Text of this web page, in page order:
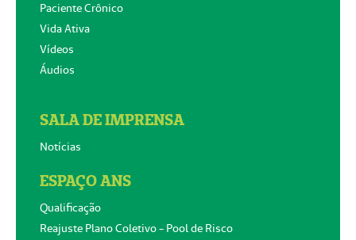
Paciente Crônico
Vida Ativa
Vídeos
Áudios
SALA DE IMPRENSA
Notícias
ESPAÇO ANS
Qualificação
Reajuste Plano Coletivo - Pool de Risco